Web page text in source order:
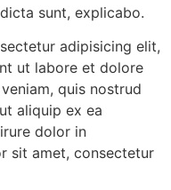
sunt, explicabo.
adipisicing elit,
ut labore et dolore
quis nostrud
aliquip ex ea
dolor in
sit amet, consectetur